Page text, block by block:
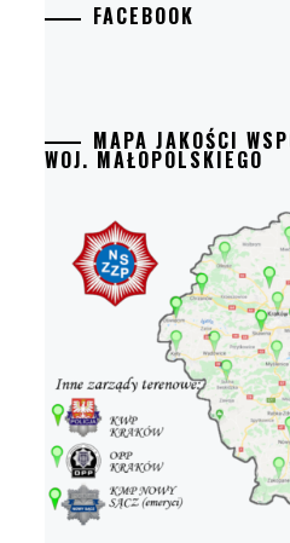
FACEBOOK
MAPA JAKOŚCI
WOJ. MAŁOPOLSKIEGO